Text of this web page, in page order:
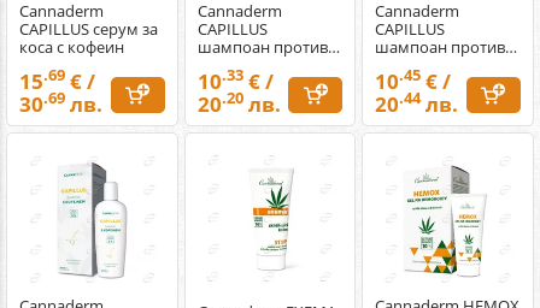
Cannaderm
CAPILLUS серум за
коса с кофеин
15.69 € /
30.69 лв.
Cannaderm
CAPILLUS
шампоан против
пърхот
10.33€ /
20.20лв.
Cannaderm
CAPILLUS
шампоан против
себорея
10.45 € /
20.44лв.